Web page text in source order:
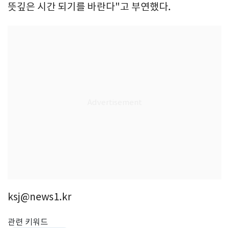
뜻깊은 시간 되기를 바란다"고 부연했다.
ksj@news1.kr
관련 키워드